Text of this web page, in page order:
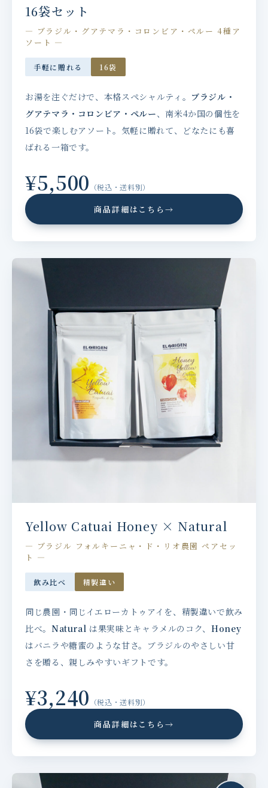
16袋セット
— ブラジル・グアテマラ・コロンビア・ペルー 4種ア
ソート —
手軽に贈れる 16袋
お湯を注ぐだけで、本格スペシャルティ。 ブラジル・
グアテマラ・コロンビア・ペルー、南米4か国の個性を
16袋で楽しむアソート。気軽に贈れて、どなたにも喜
ばれる一箱です。
¥5,500 （税込・送料別）
商品詳細はこちら→
Yellow Catuai Honey × Natural
— ブラジル フォルキーニャ・ド・リオ農園 ペアセッ
ト —
飲み比べ 精製違い
同じ農園・同じイエローカトゥアイを、精製違いで飲み
比べ。 Natural は果実味とキャラメルのコク、Honey
はバニラや糖蜜のような甘さ。ブラジルのやさしい甘
さを贈る、親しみやすいギフトです。
¥3,240 （税込・送料別）
商品詳細はこちら→